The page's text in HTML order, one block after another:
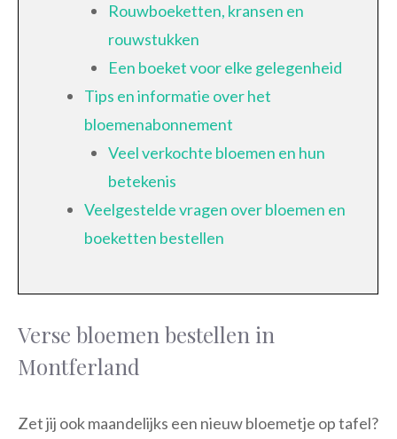
Rouwboeketten, kransen en
rouwstukken
Een boeket voor elke gelegenheid
Tips en informatie over het
bloemenabonnement
Veel verkochte bloemen en hun
betekenis
Veelgestelde vragen over bloemen en
boeketten bestellen
Verse bloemen bestellen in
Montferland
Zet jij ook maandelijks een nieuw bloemetje op tafel?